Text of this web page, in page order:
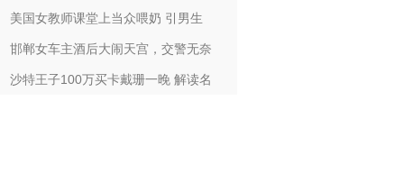
美国女教师课堂上当众喂奶 引男生
邯郸女车主酒后大闹天宫，交警无奈
沙特王子100万买卡戴珊一晚 解读名